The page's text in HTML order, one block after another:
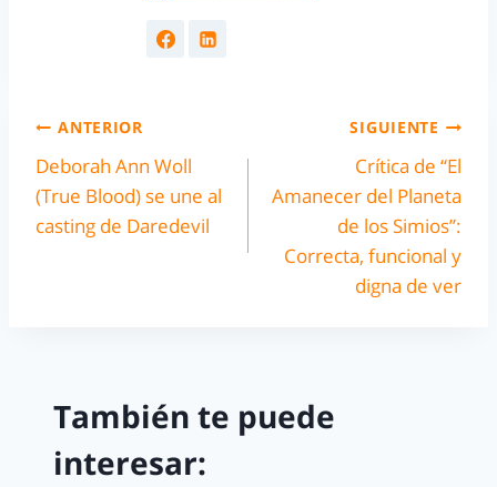
ANTERIOR
Deborah Ann Woll
(True Blood) se une al
casting de Daredevil
SIGUIENTE
Crítica de “El
Amanecer del Planeta
de los Simios”:
Correcta, funcional y
digna de ver
También te puede
interesar: